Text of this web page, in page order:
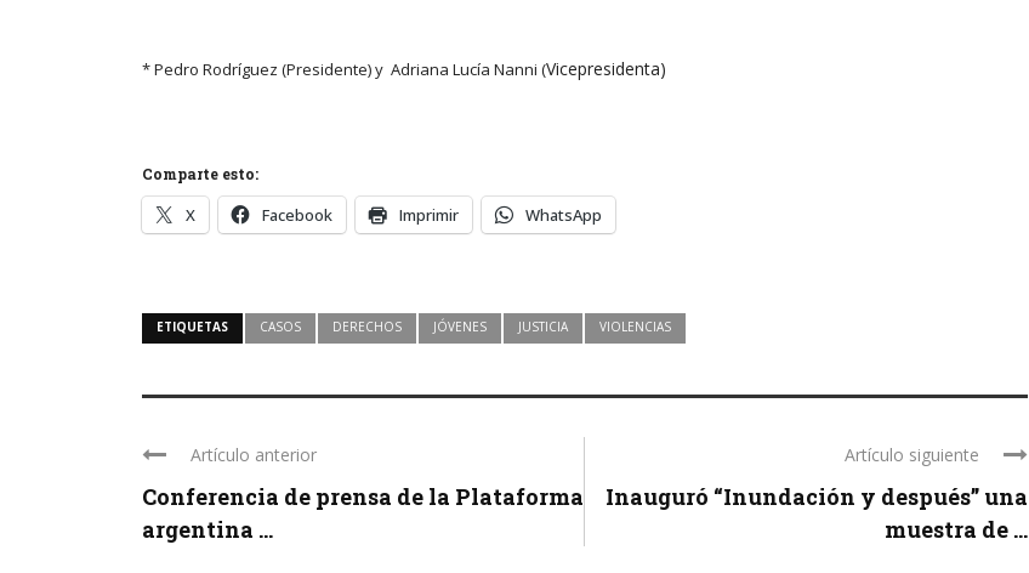
* Pedro Rodríguez (Presidente) y Adriana Lucía Nanni (Vicepresidenta)
Comparte esto:
X Facebook Imprimir WhatsApp
ETIQUETAS CASOS DERECHOS JÓVENES JUSTICIA VIOLENCIAS
Artículo anterior
Conferencia de prensa de la Plataforma
argentina ...
Artículo siguiente
Inauguró “Inundación y después” una
muestra de ...